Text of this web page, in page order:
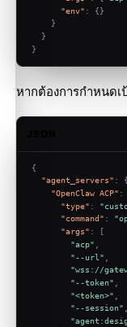
"env" : {}
}
}
}
หากต้องการกำหนดเ
{
"agent_servers" :
{
"OpenClaw ACP" :
"type" :
"command" :
"args" :
[
"acp"
"--url"
"wss://
"--token"
"<token>"
"--session" ,